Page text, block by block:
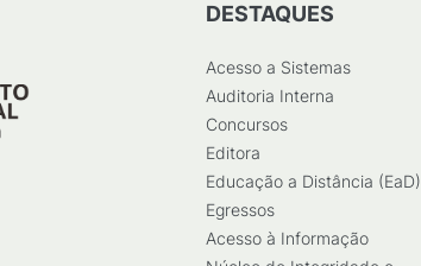
DESTAQUES
Acesso a Sistemas
Auditoria Interna
Concursos
Editora
Educação a Distância (EaD)
Egressos
Acesso à Informação